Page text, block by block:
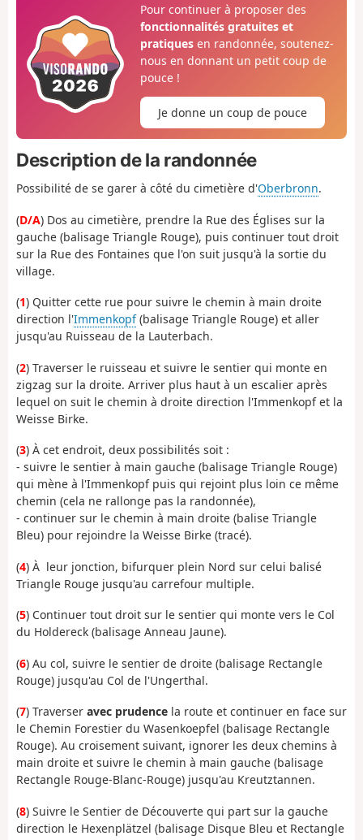
Pour continuer à proposer des
fonctionnalités gratuites et
pratiquesen randonnée, soutenez-
nous en donnant un petit coup de
pouce !
Je donne un coup de pouce
Description de la randonnée
Possibilité de se garer à côté du cimetière d'Oberbronn.
(D/A) Dos au cimetière, prendre la Rue des Églises sur la
gauche (balisage Triangle Rouge), puis continuer tout droit
sur la Rue des Fontaines que l'on suit jusqu'à la sortie du
village.
(1) Quitter cette rue pour suivre le chemin à main droite
direction l'Immenkopf(balisage Triangle Rouge) et aller
jusqu'au Ruisseau de la Lauterbach.
(2) Traverser le ruisseau et suivre le sentier qui monte en
zigzag sur la droite. Arriver plus haut à un escalier après
lequel on suit le chemin à droite direction l'Immenkopf et la
Weisse Birke.
(3) À cet endroit, deux possibilités soit :
- suivre le sentier à main gauche (balisage Triangle Rouge)
qui mène à l'Immenkopf puis qui rejoint plus loin ce même
chemin (cela ne rallonge pas la randonnée),
- continuer sur le chemin à main droite (balise Triangle
Bleu) pour rejoindre la Weisse Birke (tracé).
(4) À leur jonction, bifurquer plein Nord sur celui balisé
Triangle Rouge jusqu'au carrefour multiple.
(5) Continuer tout droit sur le sentier qui monte vers le Col
du Holdereck (balisage Anneau Jaune).
(6) Au col, suivre le sentier de droite (balisage Rectangle
Rouge) jusqu'au Col de l'Ungerthal.
(7) Traverser avec prudence la route et continuer en face sur
le Chemin Forestier du Wasenkoepfel (balisage Rectangle
Rouge). Au croisement suivant, ignorer les deux chemins à
main droite et suivre le chemin à main gauche (balisage
Rectangle Rouge-Blanc-Rouge) jusqu'au Kreutztannen.
(8) Suivre le Sentier de Découverte qui part sur la gauche
direction le Hexenplätzel (balisage Disque Bleu et Rectangle